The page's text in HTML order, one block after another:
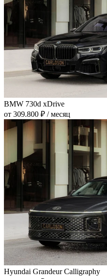
BMW 730d xDrive
от 309.800 ₽ / месяц
Hyundai Grandeur Calligraphy